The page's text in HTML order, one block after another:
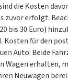
die Kosten
zuvor erfolgt.
bis 30 Euro)
für den
Auto: Beide
Wagen erhalten,
Neuwagen